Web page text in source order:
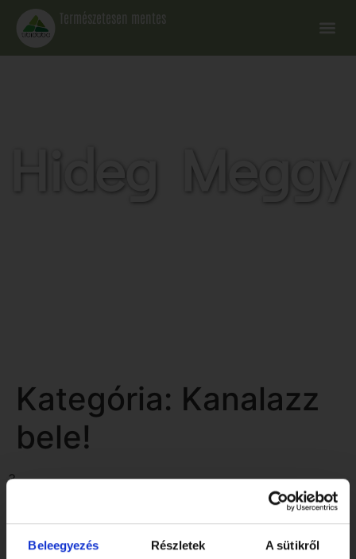
Beleegyezés Részletek A sütikről
Természetesen mentes
Hideg Meggy
Kategória: Kanalazz
bele!
3